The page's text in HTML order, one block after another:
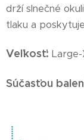
drží slnečné
tlaku a
Veľkosť:
Súčasťou